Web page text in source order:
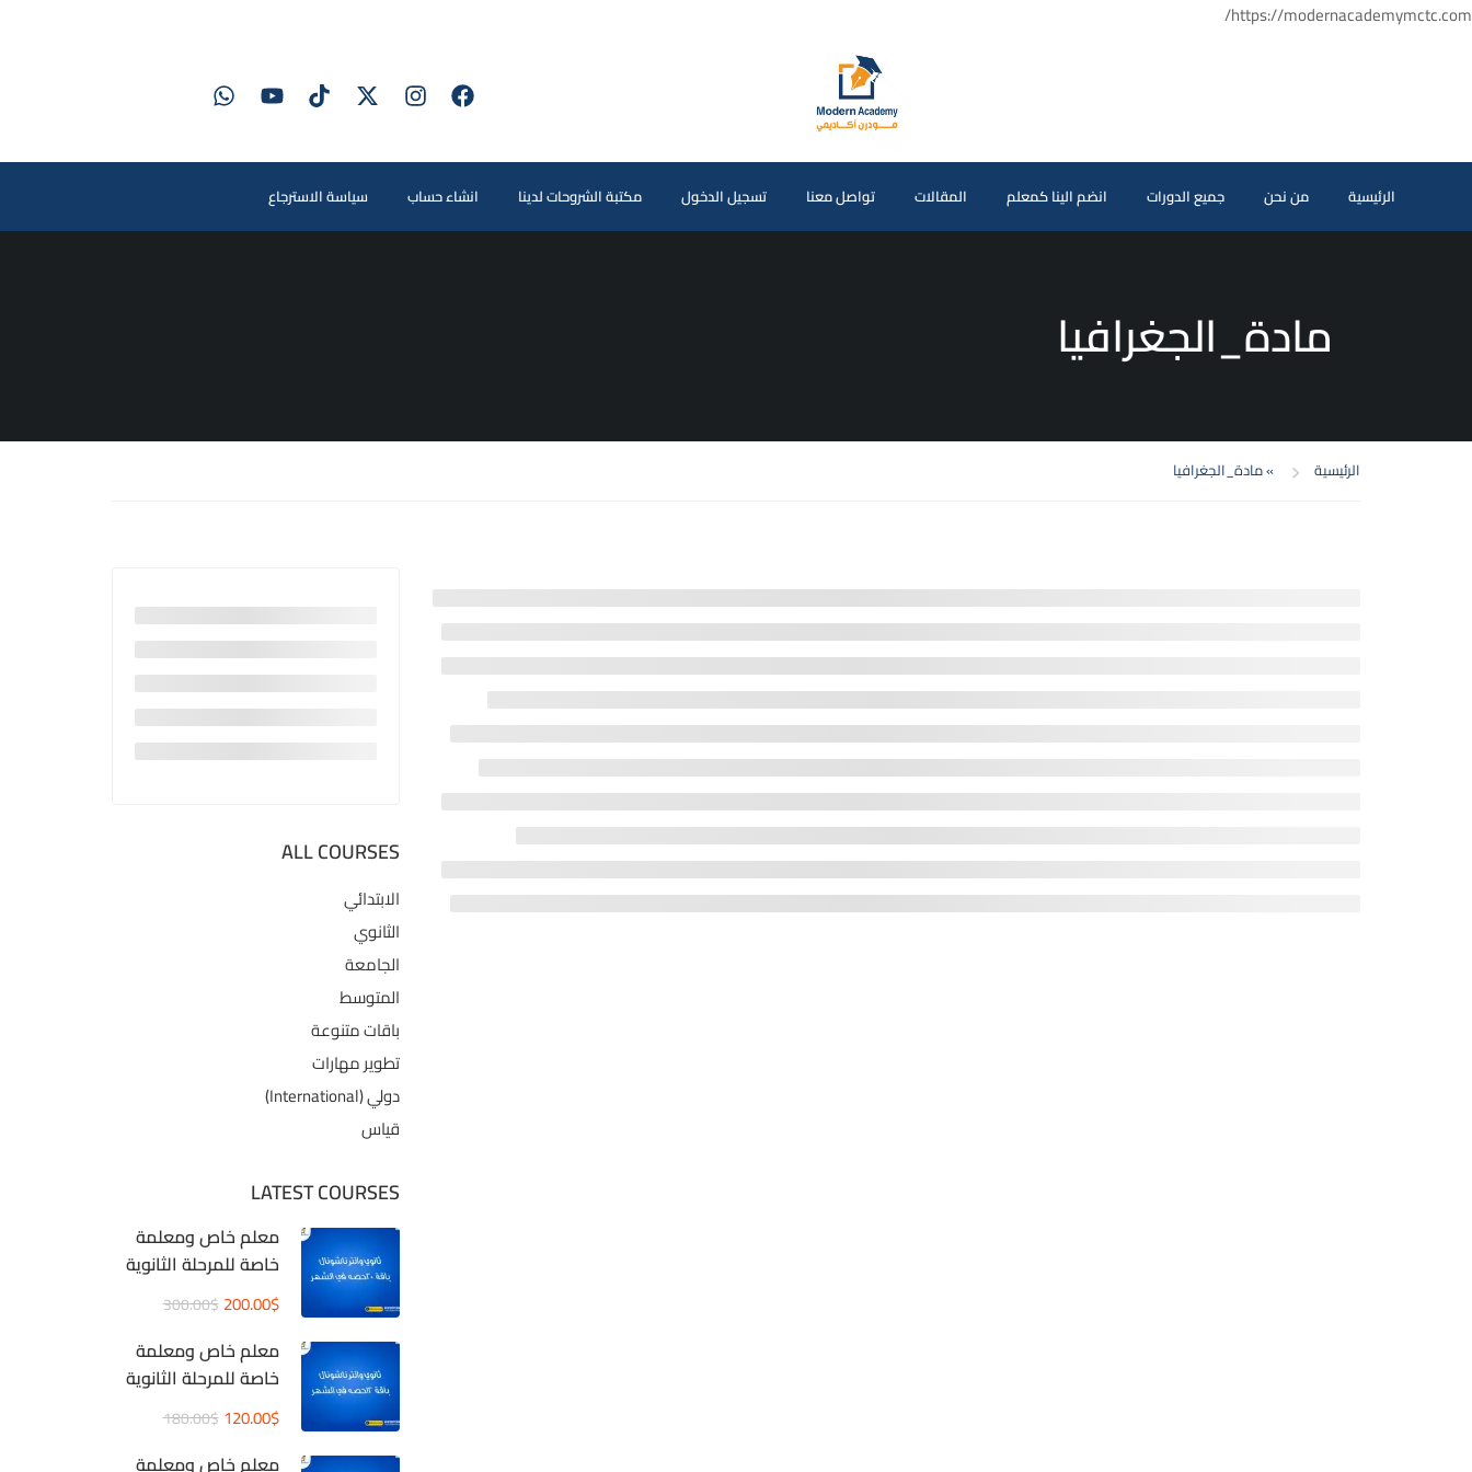
https://modernacademymctc.com/
الرئيسية من نحن جميع الدورات انضم الينا كمعلم المقالات تواصل معنا تسجيل الدخول مكتبة الشروحات لدينا انشاء حساب سياسة الاسترجاع
مادة_الجغرافيا
الرئيسية »مادة_الجغرافيا
ALL COURSES
الابتدائي
الثانوي
الجامعة
المتوسط
باقات متنوعة
تطوير مهارات
دولي (International)
قياس
LATEST COURSES
معلم خاص ومعلمة
خاصة للمرحلة الثانوية
والانترناشيونال قيمة
دولار
300.00$ 200.00$
معلم خاص ومعلمة
خاصة للمرحلة الثانوية
والانترناشيونال قيمة
دولار
180.00$ 120.00$
معلم خاص ومعلمة